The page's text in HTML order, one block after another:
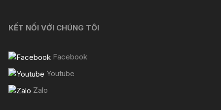
KẾT NỐI VỚI CHÚNG TÔI
Facebook
Youtube
Zalo